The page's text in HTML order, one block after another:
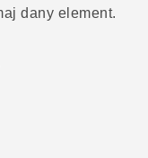
dany element.